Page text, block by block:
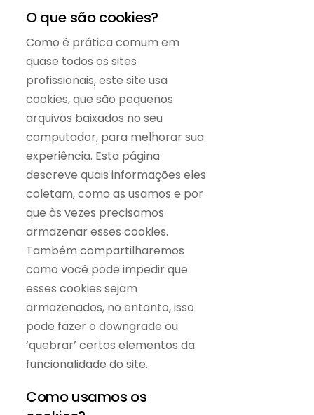
O que são cookies?
Como é prática comum em
quase todos os sites
profissionais, este site usa
cookies, que são pequenos
arquivos baixados no seu
computador, para melhorar sua
experiência. Esta página
descreve quais informações eles
coletam, como as usamos e por
que às vezes precisamos
armazenar esses cookies.
Também compartilharemos
como você pode impedir que
esses cookies sejam
armazenados, no entanto, isso
pode fazer o downgrade ou
‘quebrar’ certos elementos da
funcionalidade do site.
Como usamos os